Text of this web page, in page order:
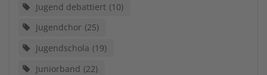
Jugend debattiert 10
Jugendchor 25
Jugendschola 19
Juniorband
22